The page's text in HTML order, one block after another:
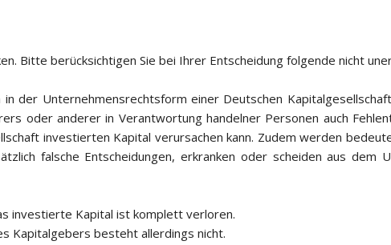
Bitte berücksichtigen Sie bei Ihrer Entscheidung folgende nicht
der Unternehmensrechtsform einer Deutschen
oder anderer in Verantwortung handelner Personen auch
investierten Kapital verursachen kann. Zudem werden
falsche Entscheidungen, erkranken oder scheiden aus dem
investierte Kapital ist komplett verloren.
Kapitalgebers besteht allerdings nicht.